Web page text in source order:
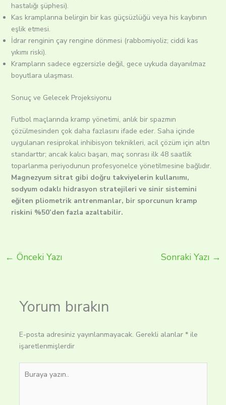
hastalığı şüphesi).
Kas kramplarına belirgin bir kas güçsüzlüğü veya his kaybının
eşlik etmesi.
İdrar renginin çay rengine dönmesi (rabbomiyoliz; ciddi kas
yıkımı riski).
Krampların sadece egzersizle değil, gece uykuda dayanılmaz
boyutlara ulaşması.
Sonuç ve Gelecek Projeksiyonu
Futbol maçlarında kramp yönetimi, anlık bir spazmın
çözülmesinden çok daha fazlasını ifade eder. Saha içinde
uygulanan resiprokal inhibisyon teknikleri, acil çözüm için altın
standarttır; ancak kalıcı başarı, maç sonrası ilk 48 saatlik
toparlanma periyodunun profesyonelce yönetilmesine bağlıdır.
Magnezyum sitrat gibi doğru takviyelerin kullanımı,
sodyum odaklı hidrasyon stratejileri ve sinir sistemini
eğiten pliometrik antrenmanlar, bir sporcunun kramp
riskini %50’den fazla azaltabilir.
← Önceki Yazı Sonraki Yazı →
Yorum bırakın
E-posta adresiniz yayınlanmayacak. Gerekli alanlar *ile
işaretlenmişlerdir
yazın..